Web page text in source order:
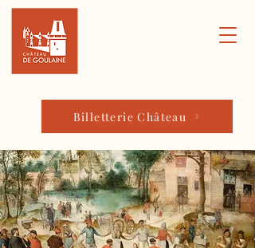
Billetterie Château